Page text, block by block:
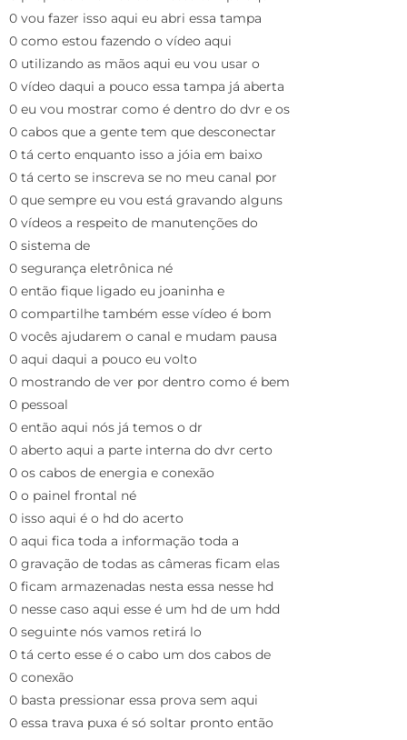
0 vou fazer isso aqui eu abri essa tampa
0 como estou fazendo o vídeo aqui
0 utilizando as mãos aqui eu vou usar o
0 vídeo daqui a pouco essa tampa já aberta
0 eu vou mostrar como é dentro do dvr e os
0 cabos que a gente tem que desconectar
0 tá certo enquanto isso a jóia em baixo
0 tá certo se inscreva se no meu canal por
0 que sempre eu vou está gravando alguns
0 vídeos a respeito de manutenções do
0 sistema de
0 segurança eletrônica né
0 então fique ligado eu joaninha e
0 compartilhe também esse vídeo é bom
0 vocês ajudarem o canal e mudam pausa
0 aqui daqui a pouco eu volto
0 mostrando de ver por dentro como é bem
0 pessoal
0 então aqui nós já temos o dr
0 aberto aqui a parte interna do dvr certo
0 os cabos de energia e conexão
0 o painel frontal né
0 isso aqui é o hd do acerto
0 aqui fica toda a informação toda a
0 gravação de todas as câmeras ficam elas
0 ficam armazenadas nesta essa nesse hd
0 nesse caso aqui esse é um hd de um hdd
0 seguinte nós vamos retirá lo
0 tá certo esse é o cabo um dos cabos de
0 conexão
0 basta pressionar essa prova sem aqui
0 essa trava puxa é só soltar pronto então